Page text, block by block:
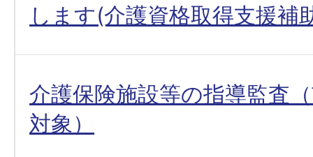
します(介護資格取得支援補
介護保険施設等の指導監査
対象）